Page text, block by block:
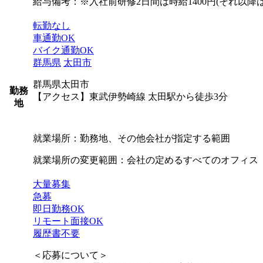
勤務
地
転勤なし
車通勤OK
バイク通勤OK
群馬県 太田市
群馬県太田市
【アクセス】東武伊勢崎線 太田駅から徒歩3分
就業場所：勤務地、その他会社が指定する範囲
就業場所の変更範囲：会社の定めるすべてのオフィス
大量募集
急募
即日勤務OK
リモート面接OK
履歴書不要
＜応募について＞